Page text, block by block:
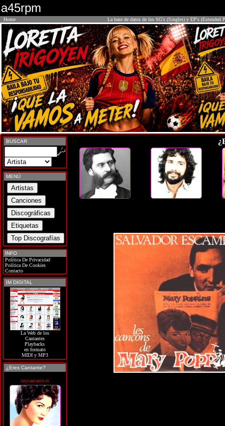
a45rpm
Home La base de datos de los SG's (Singles) y EP's (Extended
BUSCAR
MENÚ
INFO
Política De Privacidad
Política De Cookies
Contacto
IM DIGITAL
La Web de los
Cantantes
Playbacks
en formato
MIDI y MP3
¿Eres Cantante?
soycantante.es